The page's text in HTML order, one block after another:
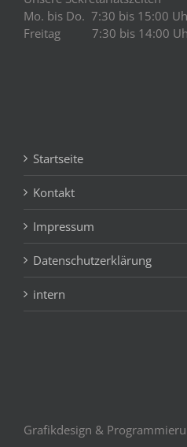
Mo. bis Do. 7:30 bis 15:00
Freitag 7:30 bis 14:00
Startseite
Kontakt
Impressum
Datenschutzerklärung
intern
Grafikdesign &